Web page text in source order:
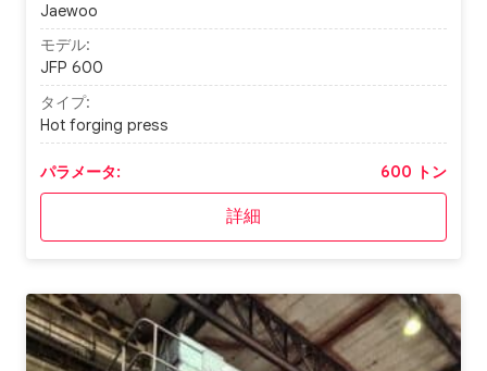
Jaewoo
モデル:
JFP 600
タイプ:
Hot forging press
パラメータ: 600 トン
詳細